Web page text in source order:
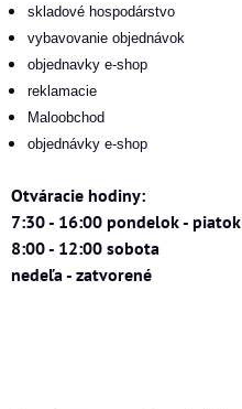
skladové hospodárstvo
vybavovanie objednávok
objednavky e-shop
reklamacie
Maloobchod
objednávky e-shop
Otváracie hodiny:
7:30 - 16:00 pondelok - piatok
8:00 - 12:00 sobota
nedeľa - zatvorené